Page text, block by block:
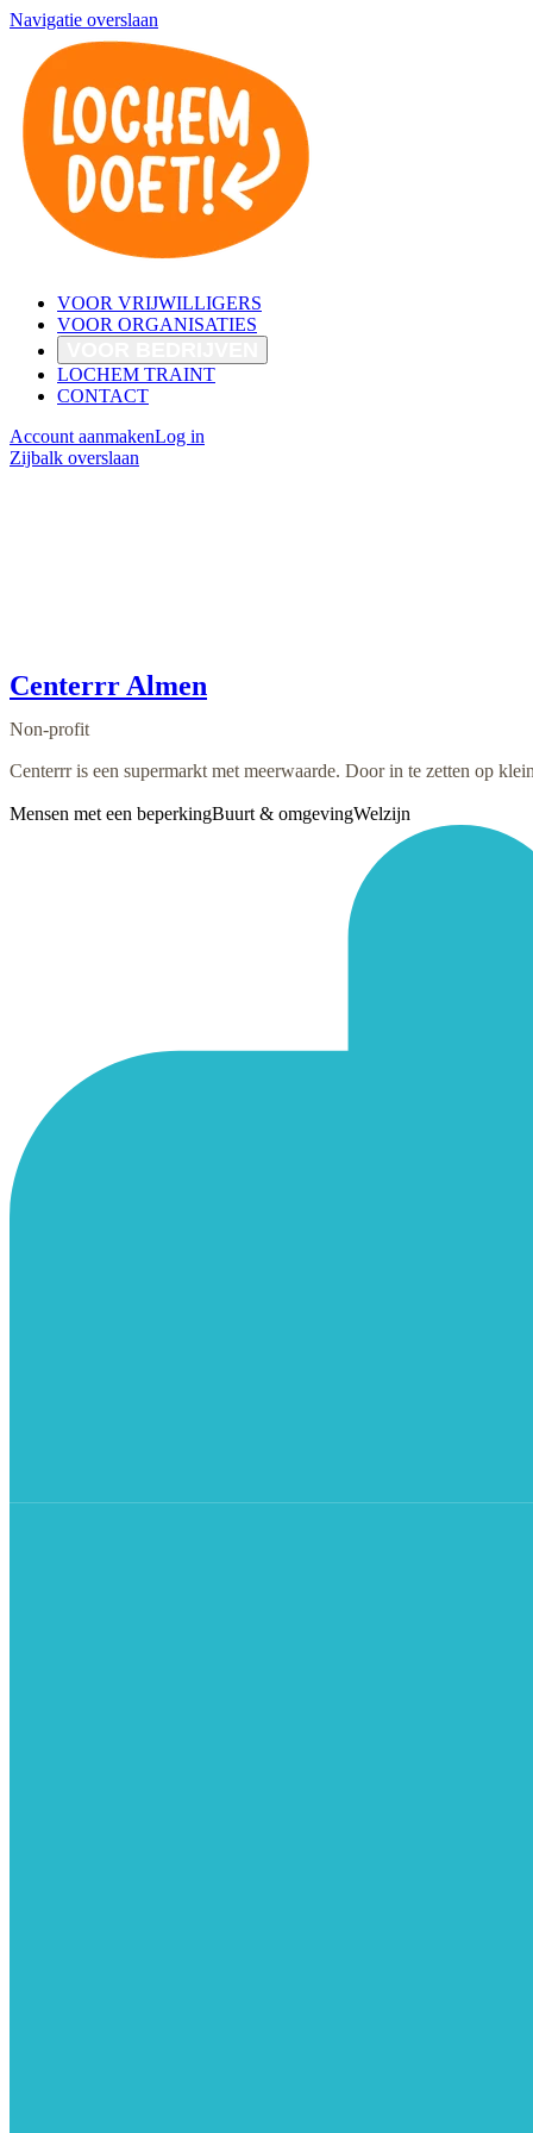
Navigatie overslaan
VOOR VRIJWILLIGERS
VOOR ORGANISATIES
LOCHEM TRAINT
CONTACT
Account aanmakenLog in
Zijbalk overslaan
Centerrr Almen
Non-profit
Centerrr is een supermarkt met meerwaarde. Door in te zetten op
Mensen met een beperkingBuurt & omgevingWelzijn